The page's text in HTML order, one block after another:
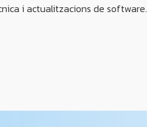
i actualitzacions de software.